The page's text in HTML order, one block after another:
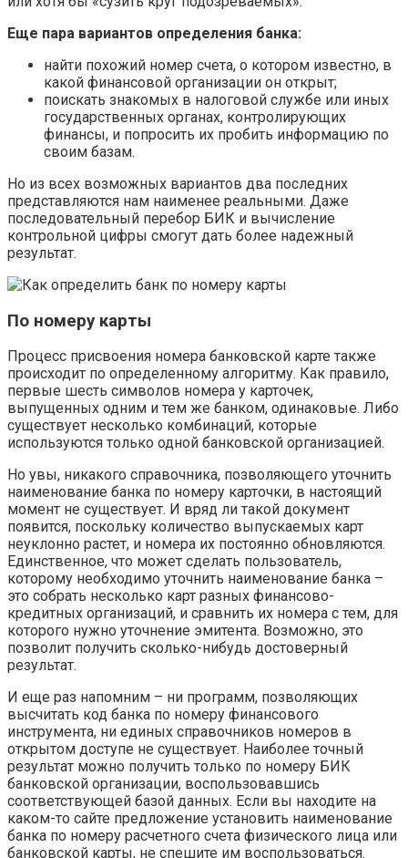
Еще пара вариантов определения банка:
найти похожий номер счета, о котором известно, в
какой финансовой организации он открыт;
поискать знакомых в налоговой службе или иных
государственных органах, контролирующих
финансы, и попросить их пробить информацию по
своим базам.
Но из всех возможных вариантов два последних
представляются нам наименее реальными. Даже
последовательный перебор БИК и вычисление
контрольной цифры смогут дать более надежный
результат.
По номеру карты
Процесс присвоения номера банковской карте также
происходит по определенному алгоритму. Как правило,
первые шесть символов номера у карточек,
выпущенных одним и тем же банком, одинаковые. Либо
существует несколько комбинаций, которые
используются только одной банковской организацией.
Но увы, никакого справочника, позволяющего уточнить
наименование банка по номеру карточки, в настоящий
момент не существует. И вряд ли такой документ
появится, поскольку количество выпускаемых карт
неуклонно растет, и номера их постоянно обновляются.
Единственное, что может сделать пользователь,
которому необходимо уточнить наименование банка –
это собрать несколько карт разных финансово-
кредитных организаций, и сравнить их номера с тем, для
которого нужно уточнение эмитента. Возможно, это
позволит получить сколько-нибудь достоверный
результат.
И еще раз напомним – ни программ, позволяющих
высчитать код банка по номеру финансового
инструмента, ни единых справочников номеров в
открытом доступе не существует. Наиболее точный
результат можно получить только по номеру БИК
банковской организации, воспользовавшись
соответствующей базой данных. Если вы находите на
каком-то сайте предложение установить наименование
банка по номеру расчетного счета физического лица или
банковской карты, не спешите им воспользоваться.